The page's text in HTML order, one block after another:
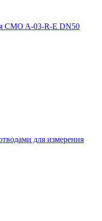
CMO A-03-R-E DN50
для измерения